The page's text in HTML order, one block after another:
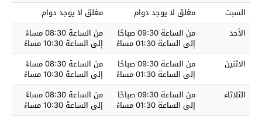
السبت
مغلق لا يوجد دوام
مغلق لا يوجد دوام
الأحد
من الساعة 09:30 صباحًا
إلى الساعة 01:30 مساءً
من الساعة 08:30 مساءً
إلى الساعة 10:30 مساءً
الاثنين
من الساعة 09:30 صباحًا
إلى الساعة 01:30 مساءً
من الساعة 08:30 مساءً
إلى الساعة 10:30 مساءً
الثلاثاء
من الساعة 09:30 صباحًا
إلى الساعة 01:30 مساءً
من الساعة 08:30 مساءً
إلى الساعة 10:30 مساءً